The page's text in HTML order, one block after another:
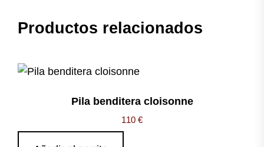
Productos relacionados
Pila benditera cloisonne
110 €